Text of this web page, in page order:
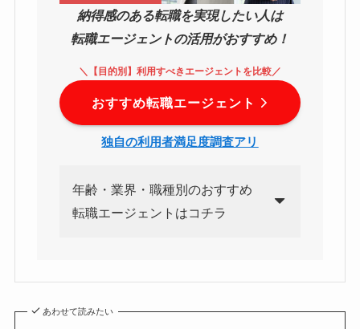
納得感のある転職を実現したい人は
転職エージェントの活用がおすすめ！
＼【目的別】利用すべきエージェントを比較／
おすすめ転職エージェント
独自の利用者満足度調査アリ
年齢・業界・職種別のおすすめ
転職エージェントはコチラ
あわせて読みたい